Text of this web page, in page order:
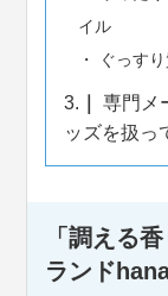
イル
ぐっす
3.
専門メ
ッズを扱っ
「調える
ランド